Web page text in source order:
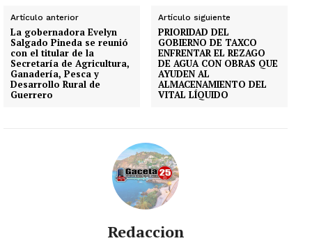
Artículo anterior
La gobernadora Evelyn
Salgado Pineda se reunió
con el titular de la
Secretaría de Agricultura,
Ganadería, Pesca y
Desarrollo Rural de
Guerrero
Artículo siguiente
PRIORIDAD DEL
GOBIERNO DE TAXCO
ENFRENTAR EL REZAGO
DE AGUA CON OBRAS QUE
AYUDEN AL
ALMACENAMIENTO DEL
VITAL LÍQUIDO
Redaccion